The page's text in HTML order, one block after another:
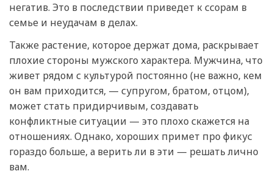
негатив. Это в последствии приведет к ссорам в
семье и неудачам в делах.
Также растение, которое держат дома, раскрывает
плохие стороны мужского характера. Мужчина, что
живет рядом с культурой постоянно (не важно, кем
он вам приходится, — супругом, братом, отцом),
может стать придирчивым, создавать
конфликтные ситуации — это плохо скажется на
отношениях. Однако, хороших примет про фикус
гораздо больше, а верить ли в эти — решать лично
вам.